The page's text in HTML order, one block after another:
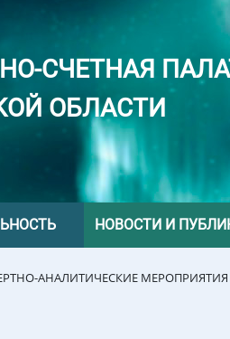
СЧЕТНАЯ
ОБЛАСТИ
НОВОСТИ И
АНАЛИТИЧЕСКИЕ МЕРОПРИЯТИЯ